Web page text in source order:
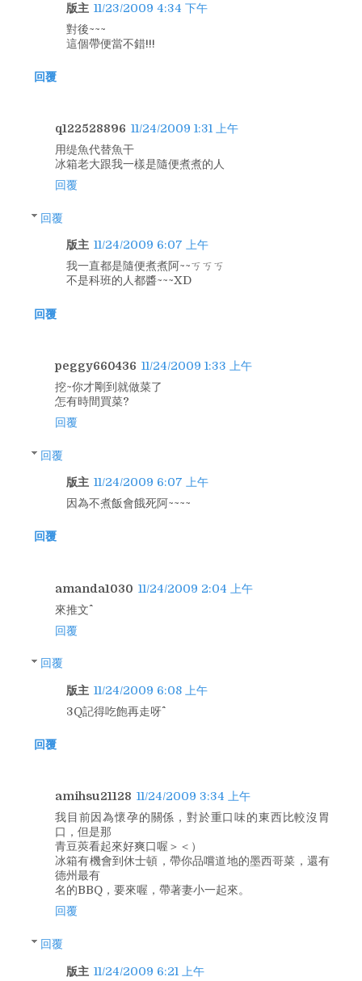
版主 11/23/2009 4:34 下午
對後~~~
這個帶便當不錯!!!
回覆
q122528896 11/24/2009 1:31 上午
用缇魚代替魚干
冰箱老大跟我一樣是隨便煮煮的人
回覆
回覆
版主 11/24/2009 6:07 上午
我一直都是隨便煮煮阿~~ㄎㄎㄎ
不是科班的人都醬~~~XD
回覆
peggy660436 11/24/2009 1:33 上午
挖~你才剛到就做菜了
怎有時間買菜?
回覆
回覆
版主 11/24/2009 6:07 上午
因為不煮飯會餓死阿~~~~
回覆
amanda1030 11/24/2009 2:04 上午
來推文^^
回覆
回覆
版主 11/24/2009 6:08 上午
3Q記得吃飽再走呀^^
回覆
amihsu21128 11/24/2009 3:34 上午
我目前因為懷孕的關係，對於重口味的東西比較沒胃
口，但是那
青豆莢看起來好爽口喔＞＜）
冰箱有機會到休士頓，帶你品嚐道地的墨西哥菜，還有
德州最有
名的BBQ，要來喔，帶著妻小一起來。
回覆
回覆
版主 11/24/2009 6:21 上午